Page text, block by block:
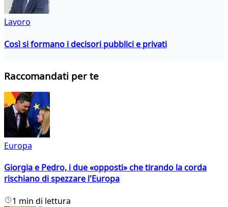
Lavoro
Così si formano i decisori pubblici e privati
Raccomandati per te
Europa
Giorgia e Pedro, i due «opposti» che tirando la corda
rischiano di spezzare l'Europa
1 min di lettura